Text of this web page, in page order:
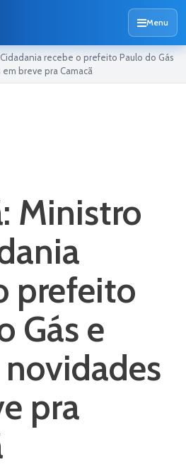
Menu
recebe o prefeito Paulo do Gás
breve pra Camacã
Ministro
prefeito
Gás e
pra